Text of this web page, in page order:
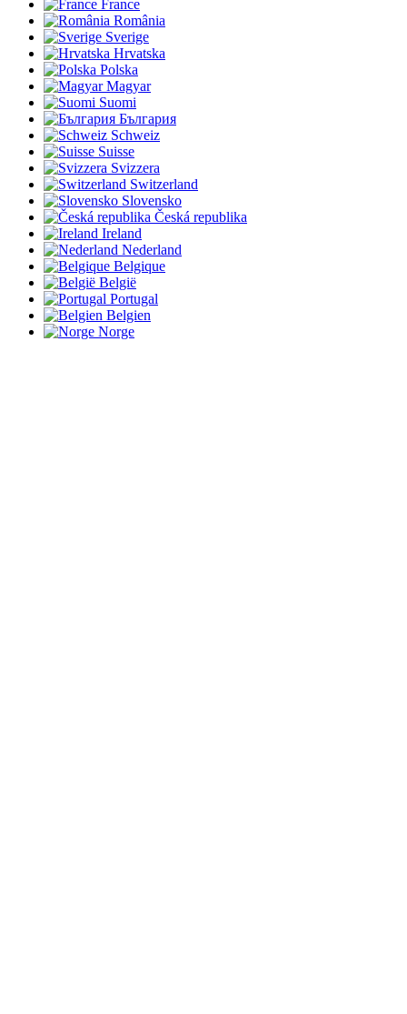
France
România
Sverige
Hrvatska
Polska
Magyar
Suomi
България
Schweiz
Suisse
Svizzera
Switzerland
Slovensko
Česká republika
Ireland
Nederland
Belgique
België
Portugal
Belgien
Norge